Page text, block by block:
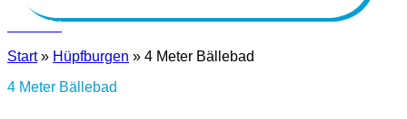
Kontakt
Start» Hüpfburgen » 4 Meter Bällebad
4 Meter Bällebad